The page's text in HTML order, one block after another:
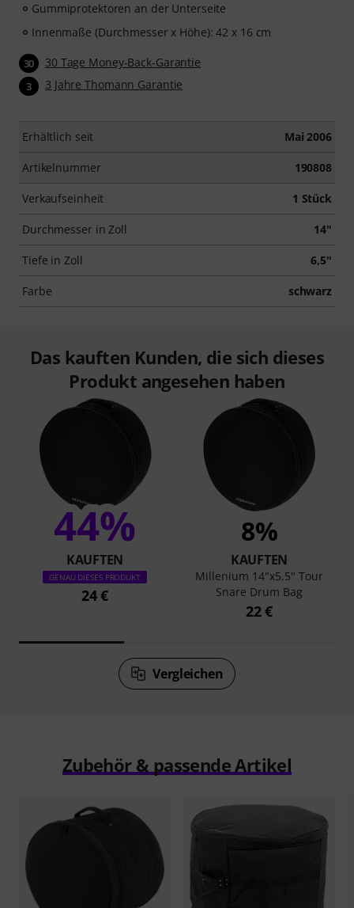
Gummiprotektoren an der Unterseite
Innenmaße (Durchmesser x Höhe): 42 x 16 cm
30 30 Tage Money-Back-Garantie
3 3 Jahre Thomann Garantie
Erhältlich seit Mai 2006
Artikelnummer 190808
Verkaufseinheit 1 Stück
Durchmesser in Zoll 14"
Tiefe in Zoll 6,5"
Farbe schwarz
Das kauften Kunden, die sich dieses
Produkt angesehen haben
44%
KAUFTEN
GENAU DIESES PRODUKT
24 €
8%
KAUFTEN
Millenium 14"x5,5" Tour
Snare Drum Bag
22 €
Vergleichen
Zubehör & passende Artikel